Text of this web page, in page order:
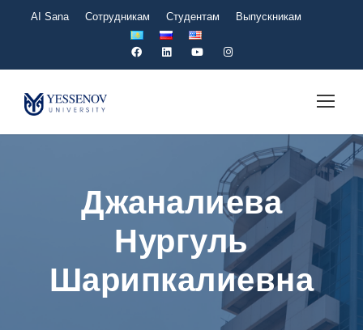
AI Sana Сотрудникам Студентам Выпускникам
Джаналиева
Нургуль
Шарипкалиевна